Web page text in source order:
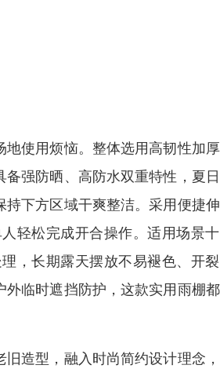
使用烦恼。整体选用高韧性加
强防晒、高防水双重特性，夏
下方区域干爽整洁。采用便捷
轻松完成开合操作。适用场景
，长期露天摆放不易褪色、开
临时遮挡防护，这款实用雨棚
造型，融入时尚简约设计理念